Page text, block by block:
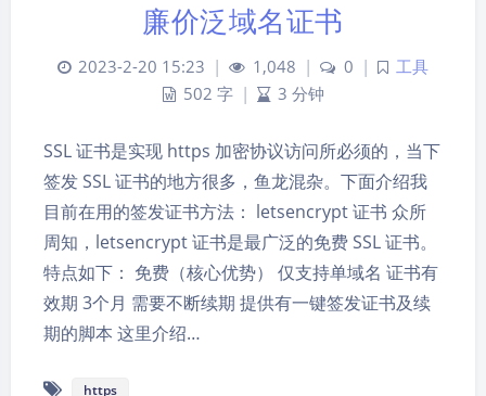
夜间模式
廉价泛域名证书
2023-2-20 15:23 | 1,048 | 0 |
工具
502 字 | 3 分钟
SSL 证书是实现 https 加密协议访问所必须的，当下
签发 SSL 证书的地方很多，鱼龙混杂。下面介绍我
目前在用的签发证书方法： letsencrypt 证书 众所
周知，letsencrypt 证书是最广泛的免费 SSL 证书。
特点如下： 免费（核心优势） 仅支持单域名 证书有
效期 3个月 需要不断续期 提供有一键签发证书及续
期的脚本 这里介绍…
https